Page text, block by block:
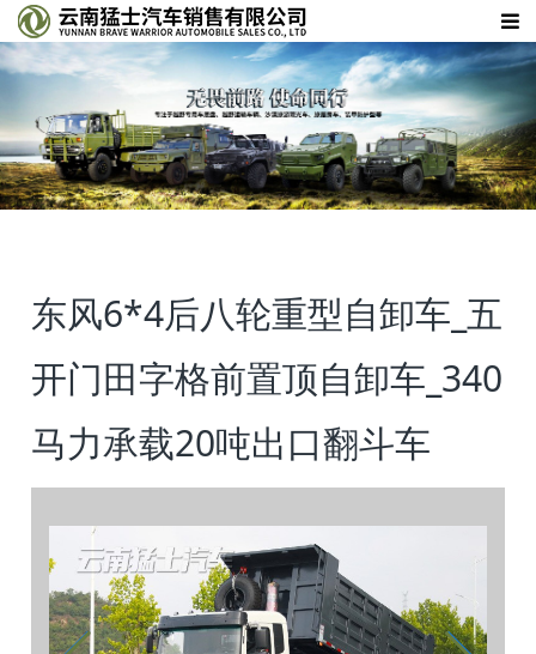
东风6*4后八轮重型自卸车_五
开门田字格前置顶自卸车_340
马力承载20吨出口翻斗车